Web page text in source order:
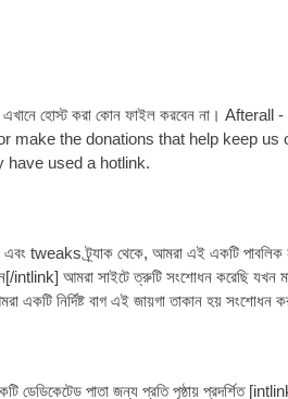
হোস্ট করা কোন ফাইল করবেন না। Afterall
make the dona­tions that help keep
have used a hotlink.
এবং tweaks ট্র্যাক থেকে, আমরা এই একটি পাবলিক
intlink] আমরা সাইটে ত্রুটি সংশোধন করেছি যখন
একটি নির্দিষ্ট বাগ এই জায়গা তাকান হয় সংশোধন
ডেডিকেটেড পাতা জন্য প্রতি পৃষ্ঠায় প্রদর্শিত [